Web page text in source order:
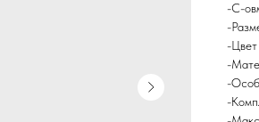
-С-
-
-
-
-
-